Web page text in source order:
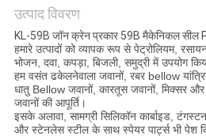
PRIVACY
POLICY
उत्पाद विवरण
KL-59B जॉन क्रेन प्रकार 59B मैकेनिकल सील
हमारे उत्पादों को व्यापक रूप से पेट्रोलियम,
भोजन, दवा, कपड़ा, बिजली, समुद्री में उपयोग
हम वसंत ढकेलनेवाला जवानों, रबर bellow
धातु Bellow जवानों, कारतूस जवानों, मिक्सर
जवानों की आपूर्ति।
इसके अलावा, सामग्री सिलिकॉन कार्बाइड,
और स्टेनलेस स्टील के साथ स्पेयर पार्ट्स भी पेश